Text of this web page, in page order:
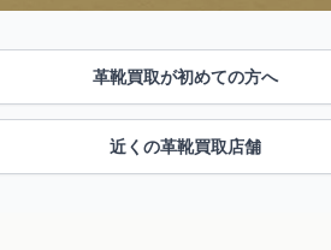
革靴買取が初めての方へ
近くの革靴買取店舗